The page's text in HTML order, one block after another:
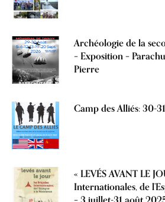
Archéologie de la
– Exposition –
Pierre
Camp des Alliés: 30-
« LEVÉS AVANT LE
Internationales, de
– 3 juillet-31 août